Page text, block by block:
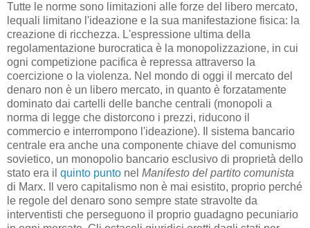
Tutte le norme sono limitazioni alle forze del libero mercato,
lequali limitano l'ideazione e la sua manifestazione fisica: la
creazione di ricchezza. L'espressione ultima della
regolamentazione burocratica è la monopolizzazione, in cui
ogni competizione pacifica è repressa attraverso la
coercizione o la violenza. Nel mondo di oggi il mercato del
denaro non è un libero mercato, in quanto è forzatamente
dominato dai cartelli delle banche centrali (monopoli a
norma di legge che distorcono i prezzi, riducono il
commercio e interrompono l'ideazione). Il sistema bancario
centrale era anche una componente chiave del comunismo
sovietico, un monopolio bancario esclusivo di proprietà dello
stato era il quinto punto nel Manifesto del partito comunista
di Marx. Il vero capitalismo non è mai esistito, proprio perché
le regole del denaro sono sempre state stravolte da
interventisti che perseguono il proprio guadagno pecuniario